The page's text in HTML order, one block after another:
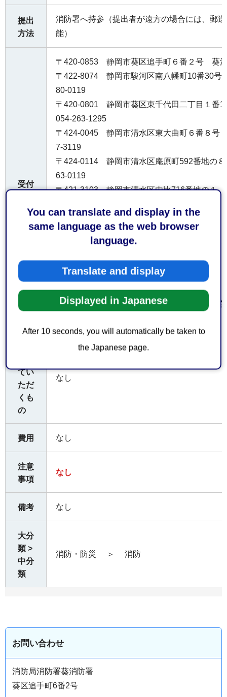
You can translate and display in the
same language as the web browser
language.
Translate and display
Displayed in Japanese
After 10 seconds, you will automatically be taken to
the Japanese page.
提出
方法
消防署へ持参（提出者が遠方の場合には、郵
能）
受付
〒420-0853 静岡市葵区追手町６番２号 葵
〒422-8074 静岡市駿河区南八幡町10番30
80-0119
〒420-0801 静岡市葵区東千代田二丁目１
054-263-1295
〒424-0045 静岡市清水区東大曲町６番８
7-3119
〒424-0114 静岡市清水区庵原町592番地の
63-0119
〒421-3103 静岡市清水区由比716番地の１
〒424-0926 静岡市清水区村松625番地の４
35-0119
〒427-0048 島田市旗指513番地の1 島田消
〒421-0301 榛原郡吉田町住吉1386番地の
32-1141
〒421-0523 牧之原市波津191番地１ 牧之
てい
ただ
くも
の
なし
費用 なし
注意
事項
なし
備考 なし
大分
類 >
中分
類
消防・防災 ＞ 消防
お問い合わせ
消防局消防署葵消防署
葵区追手町6番2号